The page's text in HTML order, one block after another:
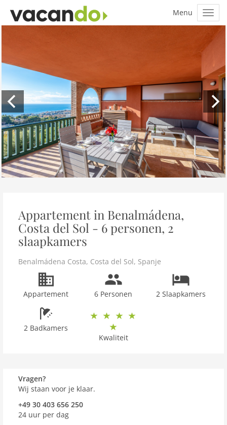
Appartement in Benalmádena,
Costa del Sol - 6 personen, 2
slaapkamers
Benalmádena Costa, Costa del Sol, Spanje
Appartement 6 Personen 2 Slaapkamers
2 Badkamers
Kwaliteit
Vragen?
Wij staan voor je klaar.
+49 30 403 656 250
24 uur per dag